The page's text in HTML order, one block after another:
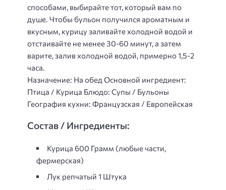
способами, выбирайте тот, который вам по
душе. Чтобы бульон получился ароматным и
вкусным, курицу заливайте холодной водой и
отстаивайте не менее 30-60 минут, а затем
варите, залив холодной водой, примерно 1,5-2
часа.
Назначение: На обед Основной ингредиент:
Птица / Курица Блюдо: Супы / Бульоны
География кухни: Французская / Европейская
Состав / Ингредиенты:
Курица 600 Грамм (любые части,
фермерская)
Лук репчатый 1 Штука